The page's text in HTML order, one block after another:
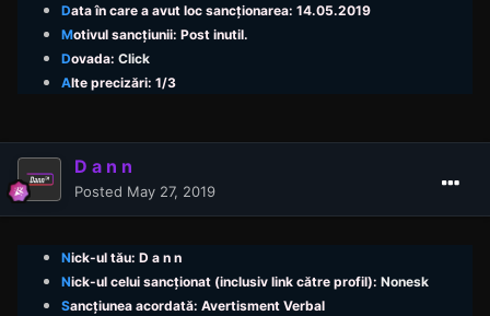
Data în care a avut loc sancționarea: 14.05.2019
Motivul sancțiunii: Post inutil.
Dovada: Click
Alte precizări: 1/3
D a n n
Posted May 27, 2019
Nick-ul tău: D a n n
Nick-ul celui sancționat (inclusiv link către profil): Nonesk
Sancțiunea acordată: Avertisment Verbal